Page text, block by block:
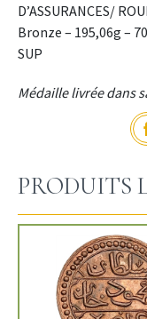
D’ASSURANCES/
Bronze – 195,06g –
SUP
Médaille livrée dans
PRODUITS